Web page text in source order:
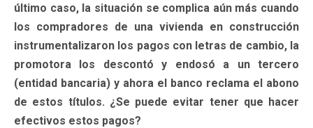
último caso, la situación se complica aún más cuando
los compradores de una vivienda en construcción
instrumentalizaron los pagos con letras de cambio, la
promotora los descontó y endosó a un tercero
(entidad bancaria) y ahora el banco reclama el abono
de estos títulos. ¿Se puede evitar tener que hacer
efectivos estos pagos?